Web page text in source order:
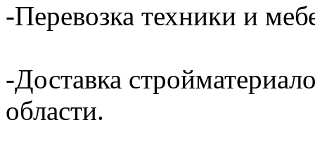
-Перевозка техники и
-Доставка
области.